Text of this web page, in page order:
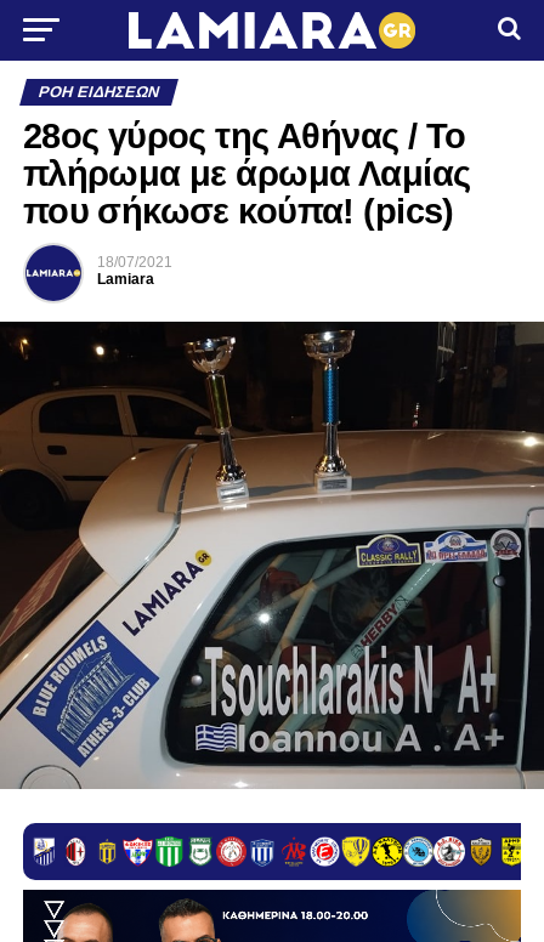
ΡΟΉ ΕΙΔΉΣΕΩΝ
28ος γύρος της Αθήνας / Το
πλήρωμα με άρωμα Λαμίας
που σήκωσε κούπα! (pics)
18/07/2021
Lamiara